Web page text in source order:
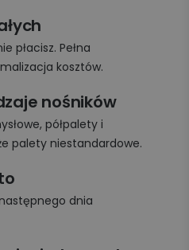
płacisz. Pełna
kosztów.
nośników
półpalety i
palety niestandardowe.
dnia